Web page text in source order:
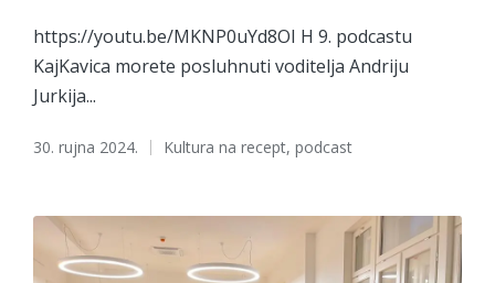
https://youtu.be/MKNP0uYd8OI H 9. podcastu
KajKavica morete posluhnuti voditelja Andriju
Jurkija...
30. rujna 2024.
Tags: Kultura na recept, podcast